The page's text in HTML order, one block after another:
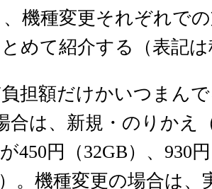
、機種変更それぞれで
めて紹介する（表記
担額だけかいつまん
合は、新規・のりかえ
450円（32GB）、930
。機種変更の場合は、